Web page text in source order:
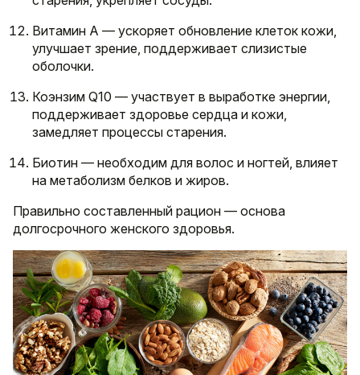
Витамин A — ускоряет обновление клеток кожи,
улучшает зрение, поддерживает слизистые
оболочки.
Коэнзим Q10 — участвует в выработке энергии,
поддерживает здоровье сердца и кожи,
замедляет процессы старения.
Биотин — необходим для волос и ногтей, влияет
на метаболизм белков и жиров.
Правильно составленный рацион — основа
долгосрочного женского здоровья.